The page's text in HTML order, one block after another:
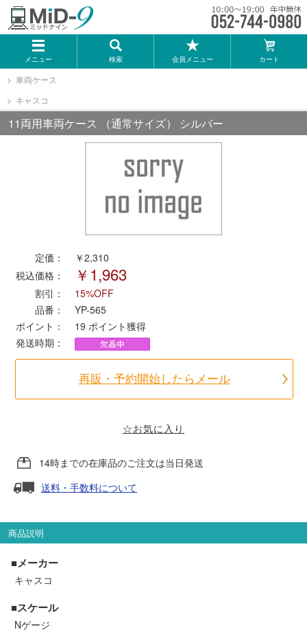
メニュー 検索 会員メニュー カート
メーカー一覧
TOMIX
KATO
Bトレインショーティー
タカラトミー（プラレール）
ポポンデッタ
MODEMO(モデモ)
天賞堂
TTC
セール品・キャンペーン
セール商品
車両ケース
キャスコ
11両用車両ケース （通常サイズ） シルバー
定価：
￥2,310
税込価格：
￥1,963
割引：
15%OFF
品番：
YP-565
ポイント：
19 ポイント獲得
発送時期：
再販・予約開始したらメール
☆お気に入り
14時までの在庫品のご注文は当日発送
送料・手数料について
商品説明
■メーカー
キャスコ
■スケール
Nゲージ